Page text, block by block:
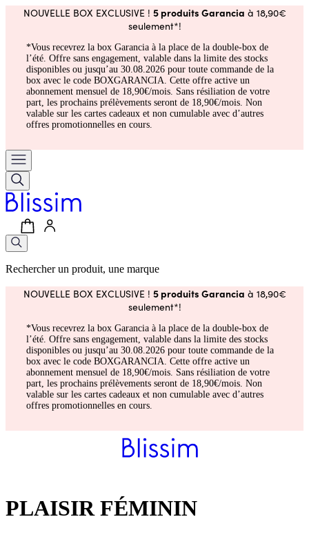
NOUVELLE BOX EXCLUSIVE ! 5 produits Garancia à 18,90€
seulement*!
*Vous recevrez la box Garancia à la place de la double-box de
l’été. Offre sans engagement, valable dans la limite des stocks
disponibles ou jusqu’au 30.08.2026 pour toute commande de la
box avec le code BOXGARANCIA. Cette offre active un
abonnement mensuel de 18,90€/mois. Sans résiliation de votre
part, les prochains prélèvements seront de 18,90€/mois. Non
valable sur les cartes cadeaux et non cumulable avec d’autres
offres promotionnelles en cours.
Rechercher un produit, une marque
NOUVELLE BOX EXCLUSIVE ! 5 produits Garancia à 18,90€
seulement*!
*Vous recevrez la box Garancia à la place de la double-box de
l’été. Offre sans engagement, valable dans la limite des stocks
disponibles ou jusqu’au 30.08.2026 pour toute commande de la
box avec le code BOXGARANCIA. Cette offre active un
abonnement mensuel de 18,90€/mois. Sans résiliation de votre
part, les prochains prélèvements seront de 18,90€/mois. Non
valable sur les cartes cadeaux et non cumulable avec d’autres
offres promotionnelles en cours.
PLAISIR FÉMININ